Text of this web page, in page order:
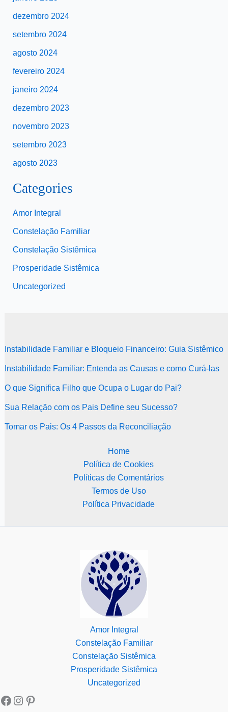
dezembro 2024
setembro 2024
agosto 2024
fevereiro 2024
janeiro 2024
dezembro 2023
novembro 2023
setembro 2023
agosto 2023
Categories
Amor Integral
Constelação Familiar
Constelação Sistêmica
Prosperidade Sistêmica
Uncategorized
Instabilidade Familiar e Bloqueio Financeiro: Guia Sistêmico
Instabilidade Familiar: Entenda as Causas e como Curá-las
O que Significa Filho que Ocupa o Lugar do Pai?
Sua Relação com os Pais Define seu Sucesso?
Tomar os Pais: Os 4 Passos da Reconciliação
Home
Política de Cookies
Políticas de Comentários
Termos de Uso
Política Privacidade
Amor Integral
Constelação Familiar
Constelação Sistêmica
Prosperidade Sistêmica
Uncategorized